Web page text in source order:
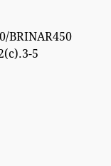
BRINAR450
5